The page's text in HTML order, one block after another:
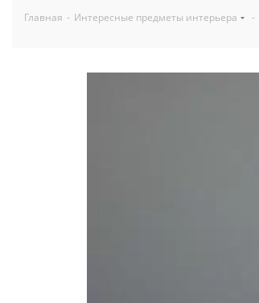
Главная - Интересные предметы интерьера -